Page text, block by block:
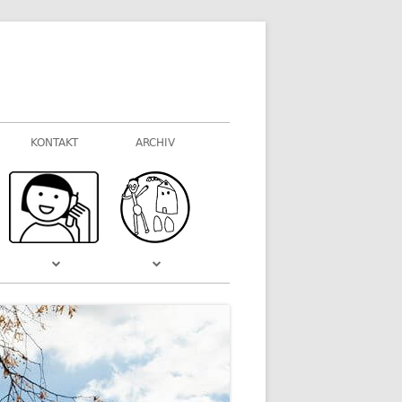
KONTAKT ARCHIV
WAS VOR EINIGER ZEIT WAR